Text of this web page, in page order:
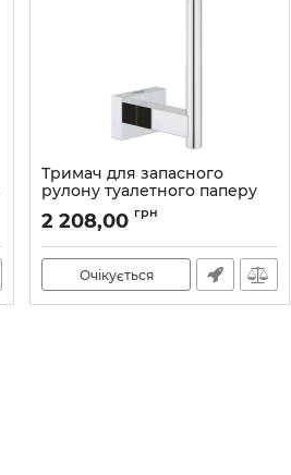
Тримач для запасного
рулону туалетного паперу
Grohe Essentials Cube New
(40623001)
Артикул: 40623001
2 208,00 грн
Очікується